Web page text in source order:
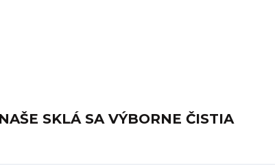
NAŠE SKLÁ SA VÝBORNE ČISTIA